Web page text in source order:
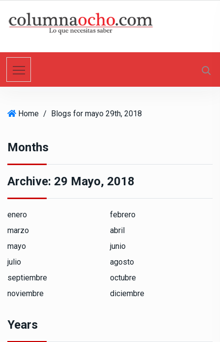
t
Home / Blogs for mayo 29th, 2018
Months
Archive: 29 Mayo, 2018
enero
febrero
marzo
abril
mayo
junio
julio
agosto
septiembre
octubre
noviembre
diciembre
Years